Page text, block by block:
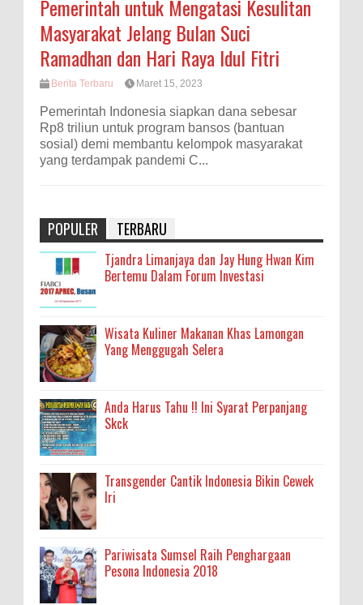
Pemerintah untuk Mengatasi Kesulitan
Masyarakat Jelang Bulan Suci
Ramadhan dan Hari Raya Idul Fitri
Berita Terbaru Maret 15, 2023
Pemerintah Indonesia siapkan dana sebesar
Rp8 triliun untuk program bansos (bantuan
sosial) demi membantu kelompok masyarakat
yang terdampak pandemi C...
POPULER TERBARU
Tjandra Limanjaya dan Jay Hung Hwan Kim
Bertemu Dalam Forum Investasi
Wisata Kuliner Makanan Khas Lamongan
Yang Menggugah Selera
Anda Harus Tahu !! Ini Syarat Perpanjang
Skck
Transgender Cantik Indonesia Bikin Cewek
Iri
Pariwisata Sumsel Raih Penghargaan
Pesona Indonesia 2018